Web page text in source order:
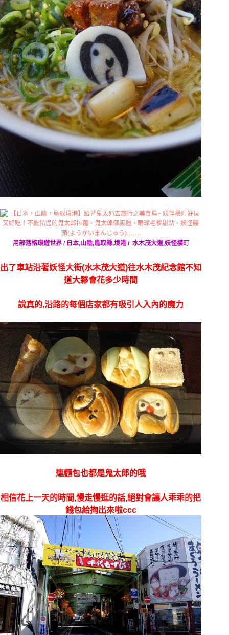
用部落格環遊世界 / 日本,山陰,鳥取縣,境港 / 水木茂大道,妖怪橫町
出了車站沿著妖怪大街(水木茂大道)往水木茂紀念館不知
道大夥會花多少時間
說真的,沿路的每個店家都有吸引人入內的魔力
連麵包也都是鬼太郎的哦
相信花上一天的時間,慢走慢逛的話,絕對會讓人乖乖的把
錢包給掏出來啦ccc